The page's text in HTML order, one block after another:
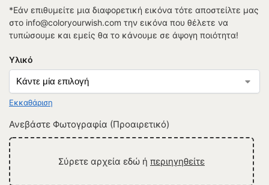
*Εάν επιθυμείτε μια διαφορετική εικόνα τότε αποστείλτε μας
στο info@coloryourwish.com την εικόνα που θέλετε να
τυπώσουμε και εμείς θα το κάνουμε σε άψογη ποιότητα!
Υλικό
Εκκαθάριση
Ανεβάστε Φωτογραφία (Προαιρετικό)
Σύρετε αρχεία εδώ ή περιηγηθείτε